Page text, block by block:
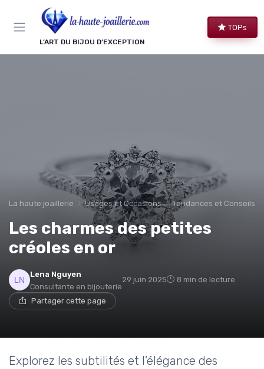
L’ART DU BIJOU D’EXCEPTION
TOPs
La haute joaillerie Usages et Occasions Tendances et Conseils
Les charmes des petites
créoles en or
Lena Nguyen
Consultante en bijouterie
29 juin 2025 8 min de lecture
Partager cette page
Explorez les subtilités et l'élégance des
Panneau de gestion des cookies